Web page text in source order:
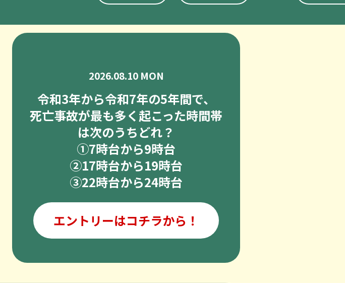
2026.08.10 MON
令和3年から令和7年の5年間で、
死亡事故が最も多く起こった時間帯
は次のうちどれ？
➀7時台から9時台
②17時台から19時台
③22時台から24時台
エントリーはコチラから！